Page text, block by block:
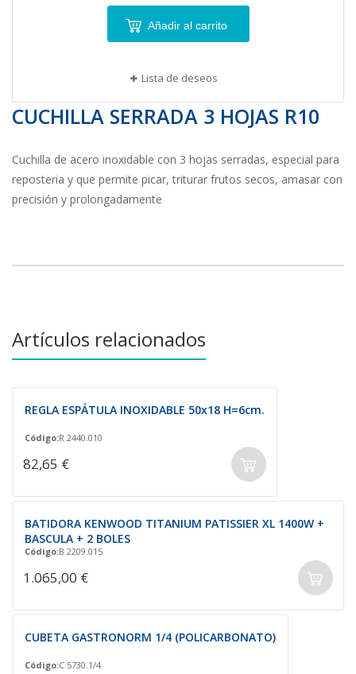
Añadir al carrito
Lista de deseos
CUCHILLA SERRADA 3 HOJAS R10
Cuchilla de acero inoxidable con 3 hojas serradas, especial para
reposteria y que permite picar, triturar frutos secos, amasar con
precisión y prolongadamente
Artículos relacionados
REGLA ESPÁTULA INOXIDABLE 50x18 H=6cm.
Código:R 2440.010
82,65 €
BATIDORA KENWOOD TITANIUM PATISSIER XL 1400W +
BASCULA + 2 BOLES
Código:B 2209.015
1.065,00 €
CUBETA GASTRONORM 1/4 (POLICARBONATO)
Código:C 5730.1/4